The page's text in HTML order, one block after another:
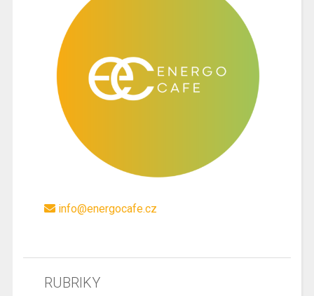
info@energocafe.cz
RUBRIKY